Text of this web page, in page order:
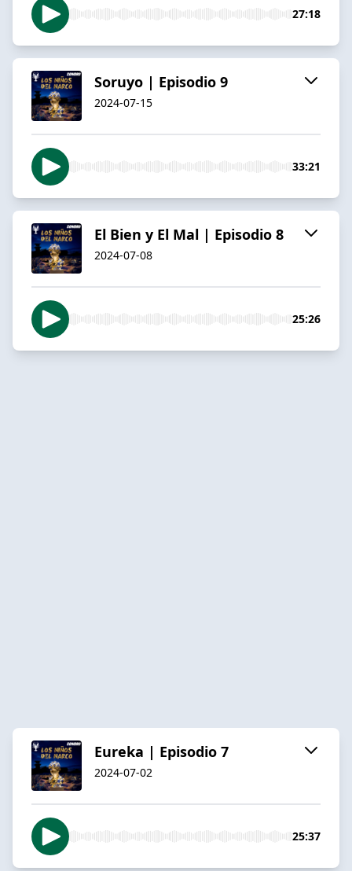
27:18
Soruyo | Episodio 9
2024-07-15
33:21
El Bien y El Mal | Episodio 8
2024-07-08
25:26
Eureka | Episodio 7
2024-07-02
25:37